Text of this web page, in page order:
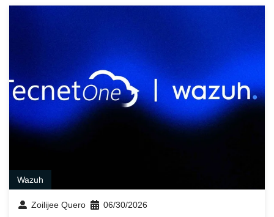
Wazuh
Zoilijee Quero 06/30/2026